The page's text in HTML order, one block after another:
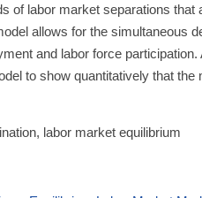
of labor market separations
allows for the simultaneous
and labor force
to show quantitatively that
labor market equilibrium